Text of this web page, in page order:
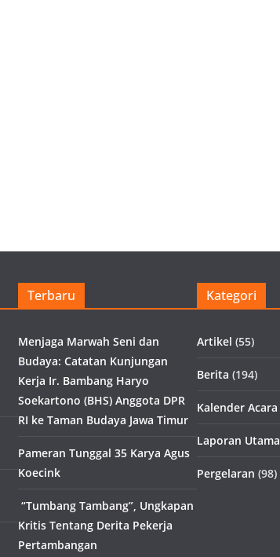
Terbaru
Menjaga Marwah Seni dan
Budaya: Catatan Kunjungan
Kerja Ir. Bambang Haryo
Soekartono (BHS) Anggota DPR
RI ke Taman Budaya Jawa Timur
Pameran Tunggal 35 Karya Agus
Koecink
“Tumbang Tambang”, Ungkapan
Kritis Tentang Derita Pekerja
Pertambangan
Kategori
Artikel (55)
Berita (194)
Kalender Acara
Laporan Utama
Pergelaran (98)